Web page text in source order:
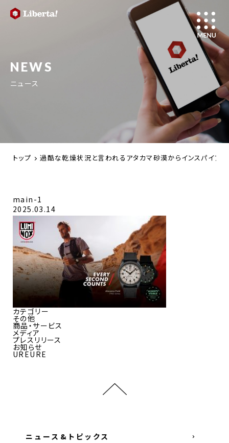
NEWS
ニュース
トップ 過酷な乾燥状況と言われるアタカマ砂漠からインスパイア
main-1
2025.03.14
カテゴリー
その他
商品・サービス
メディア
プレスリリース
お知らせ
UREURE
ニュース&トピックス